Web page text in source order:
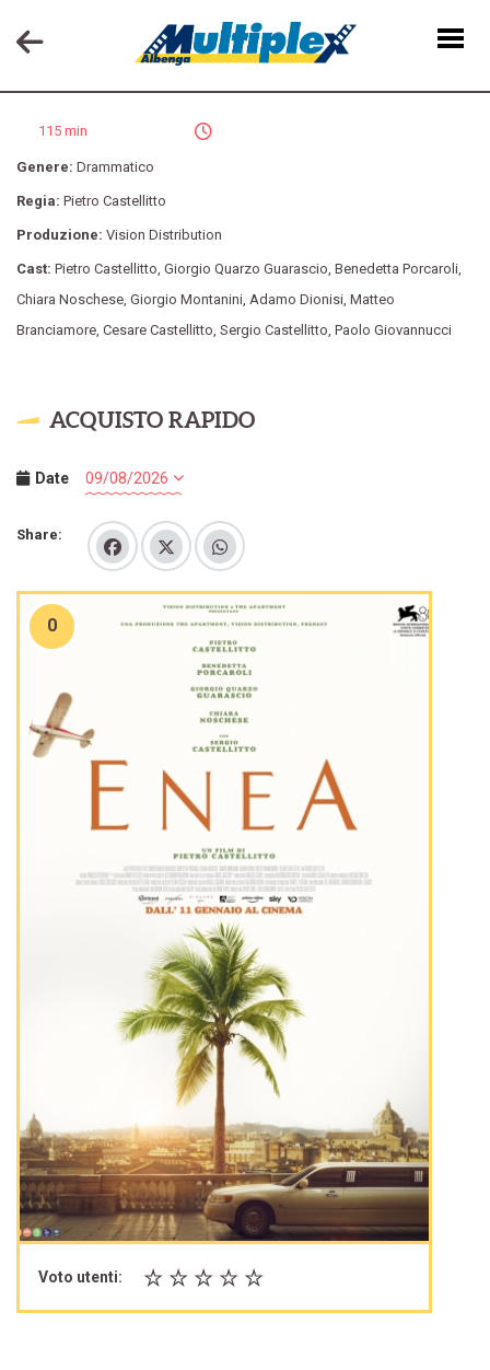
115 min
Genere: Drammatico
Regia: Pietro Castellitto
Produzione: Vision Distribution
Cast: Pietro Castellitto, Giorgio Quarzo Guarascio, Benedetta Porcaroli,
Chiara Noschese, Giorgio Montanini, Adamo Dionisi, Matteo
Branciamore, Cesare Castellitto, Sergio Castellitto, Paolo Giovannucci
ACQUISTO RAPIDO
Date
Share:
0
Voto utenti: